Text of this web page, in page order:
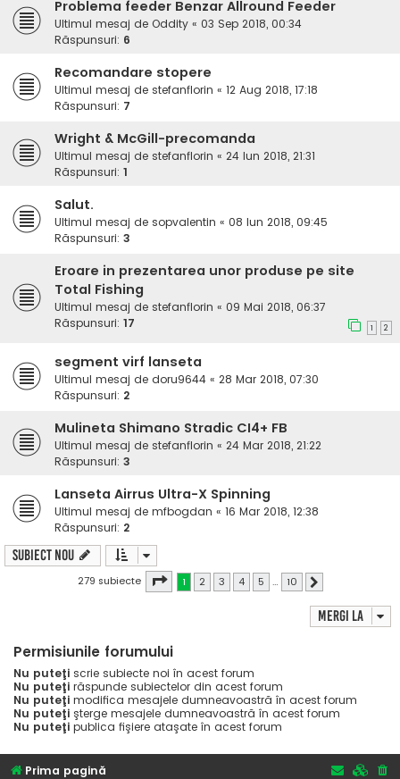
Problema feeder Benzar Allround Feeder
Ultimul mesaj de Oddity « 03 Sep 2018, 00:34
Răspunsuri: 6
Recomandare stopere
Ultimul mesaj de stefanflorin « 12 Aug 2018, 17:18
Răspunsuri: 7
Wright & McGill-precomanda
Ultimul mesaj de stefanflorin « 24 Iun 2018, 21:31
Răspunsuri: 1
Salut.
Ultimul mesaj de sopvalentin « 08 Iun 2018, 09:45
Răspunsuri: 3
Eroare in prezentarea unor produse pe site
Total Fishing
Ultimul mesaj de stefanflorin « 09 Mai 2018, 06:37
Răspunsuri: 17 1 2
segment virf lanseta
Ultimul mesaj de doru9644 « 28 Mar 2018, 07:30
Răspunsuri: 2
Mulineta Shimano Stradic CI4+ FB
Ultimul mesaj de stefanflorin « 24 Mar 2018, 21:22
Răspunsuri: 3
Lanseta Airrus Ultra-X Spinning
Ultimul mesaj de mfbogdan « 16 Mar 2018, 12:38
Răspunsuri: 2
Subiect nou
279 subiecte Pagina din 10
1 2 3 4 5 … 10
Mergi la
Permisiunile forumului
Nu puteţi scrie subiecte noi în acest forum
Nu puteţi răspunde subiectelor din acest forum
Nu puteţi modifica mesajele dumneavoastră în acest forum
Nu puteţi şterge mesajele dumneavoastră în acest forum
Nu puteţi publica fişiere ataşate în acest forum
Prima pagină